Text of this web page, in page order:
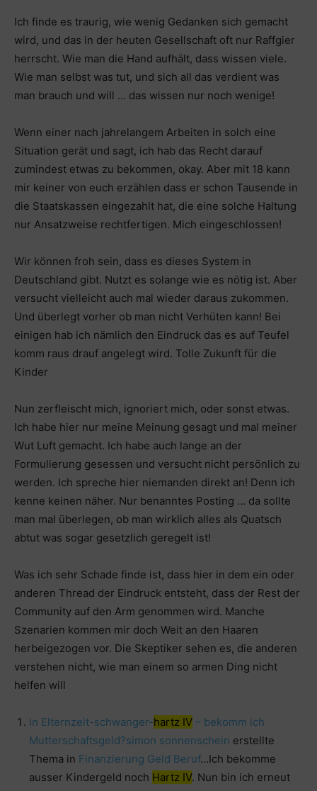
Ich finde es traurig, wie wenig Gedanken sich gemacht
wird, und das in der heuten Gesellschaft oft nur Raffgier
herrscht. Wie man die Hand aufhält, dass wissen viele.
Wie man selbst was tut, und sich all das verdient was
man brauch und will … das wissen nur noch wenige!
Wenn einer nach jahrelangem Arbeiten in solch eine
Situation gerät und sagt, ich hab das Recht darauf
zumindest etwas zu bekommen, okay. Aber mit 18 kann
mir keiner von euch erzählen dass er schon Tausende in
die Staatskassen eingezahlt hat, die eine solche Haltung
nur Ansatzweise rechtfertigen. Mich eingeschlossen!
Wir können froh sein, dass es dieses System in
Deutschland gibt. Nutzt es solange wie es nötig ist. Aber
versucht vielleicht auch mal wieder daraus zukommen.
Und überlegt vorher ob man nicht Verhüten kann! Bei
einigen hab ich nämlich den Eindruck das es auf Teufel
komm raus drauf angelegt wird. Tolle Zukunft für die
Kinder
Nun zerfleischt mich, ignoriert mich, oder sonst etwas.
Ich habe hier nur meine Meinung gesagt und mal meiner
Wut Luft gemacht. Ich habe auch lange an der
Formulierung gesessen und versucht nicht persönlich zu
werden. Ich spreche hier niemanden direkt an! Denn ich
kenne keinen näher. Nur benanntes Posting … da sollte
man mal überlegen, ob man wirklich alles als Quatsch
abtut was sogar gesetzlich geregelt ist!
Was ich sehr Schade finde ist, dass hier in dem ein oder
anderen Thread der Eindruck entsteht, dass der Rest der
Community auf den Arm genommen wird. Manche
Szenarien kommen mir doch Weit an den Haaren
herbeigezogen vor. Die Skeptiker sehen es, die anderen
verstehen nicht, wie man einem so armen Ding nicht
helfen will
In Elternzeit-schwanger-hartz IV – bekomm ich
Mutterschaftsgeld?simon sonnenschein erstellte
Thema in Finanzierung Geld Beruf…Ich bekomme
ausser Kindergeld noch Hartz IV. Nun bin ich erneut